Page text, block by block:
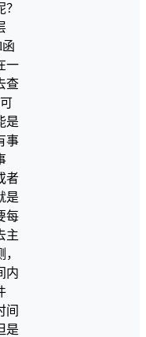
函
一
查
是
事
者
是
每
主
内
间
是